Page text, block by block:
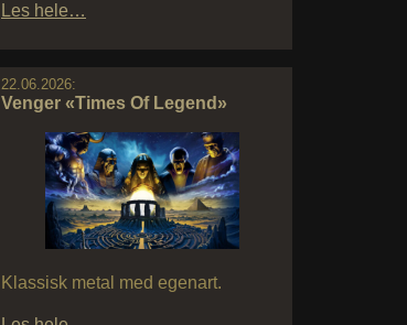
Les hele…
22.06.2026:
Venger «Times Of Legend»
Klassisk metal med egenart.